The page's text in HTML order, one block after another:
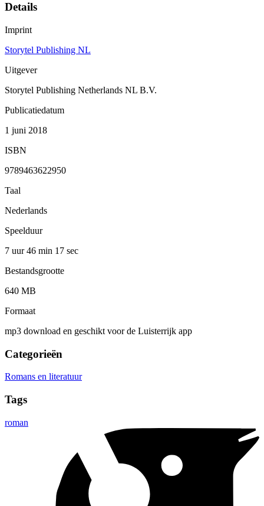
Details
Imprint
Storytel Publishing NL
Uitgever
Storytel Publishing Netherlands NL B.V.
Publicatiedatum
1 juni 2018
ISBN
9789463622950
Taal
Nederlands
Speelduur
7 uur 46 min 17 sec
Bestandsgrootte
640 MB
Formaat
mp3 download en geschikt voor de Luisterrijk app
Categorieën
Romans en literatuur
Tags
roman